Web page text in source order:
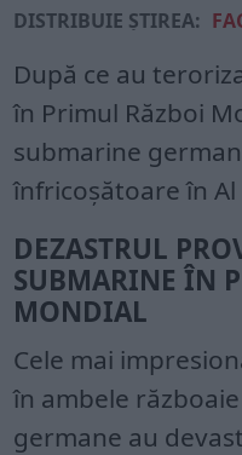
DISTRIBUIE ȘTIREA:
După ce au
în Primul Război
submarine
înfricoșătoare în
DEZASTRUL
SUBMARINE ÎN
MONDIAL
Cele mai
în ambele
germane au